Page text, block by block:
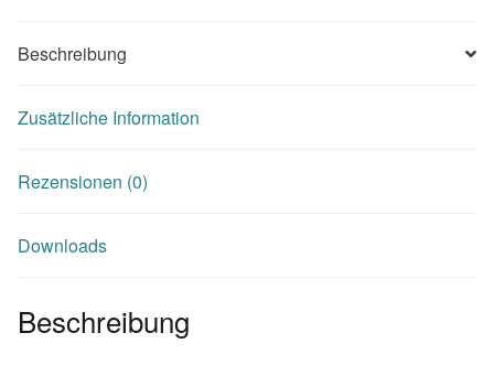
Beschreibung
Zusätzliche Information
Rezensionen (0)
Downloads
Beschreibung